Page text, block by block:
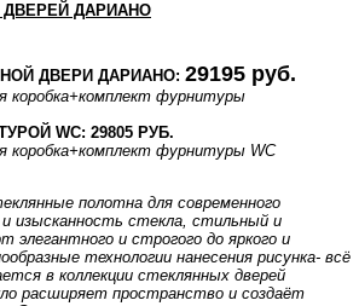
ДАРИАНО
ДВЕРИ ДАРИАНО: 29195 руб.
коробка+комплект фурнитуры
WC: 29805 РУБ.
коробка+комплект фурнитуры WC
полотна для современного
изысканность стекла, стильный и
элегантного и строгого до яркого и
технологии нанесения рисунка- всё
в коллекции стеклянных дверей
расширяет пространство и создаёт